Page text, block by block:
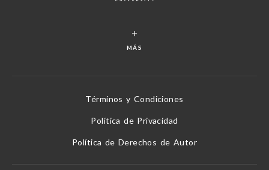
MÁS
Términos y Condiciones
Política de Privacidad
Política de Derechos de Autor